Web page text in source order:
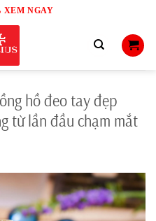
XEM NGAY
hồ đeo tay đẹp
từ lần đầu chạm mắt